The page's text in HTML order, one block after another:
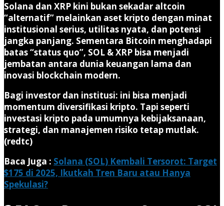
Solana dan XRP kini bukan sekadar altcoin
“alternatif” melainkan aset kripto dengan minat
institusional serius, utilitas nyata, dan potensi
jangka panjang. Sementara Bitcoin menghadapi
batas “status quo”, SOL & XRP bisa menjadi
jembatan antara dunia keuangan lama dan
inovasi blockchain modern.
Bagi investor dan institusi: ini bisa menjadi
momentum diversifikasi kripto. Tapi seperti
investasi kripto pada umumnya kebijaksanaan,
strategi, dan manajemen risiko tetap mutlak.
(redtc)
Baca Juga : Solana (SOL) Kembali Tersorot: Target
$175 di 2025, Ikutkah Tren Baru atau Hanya
Spekulasi?